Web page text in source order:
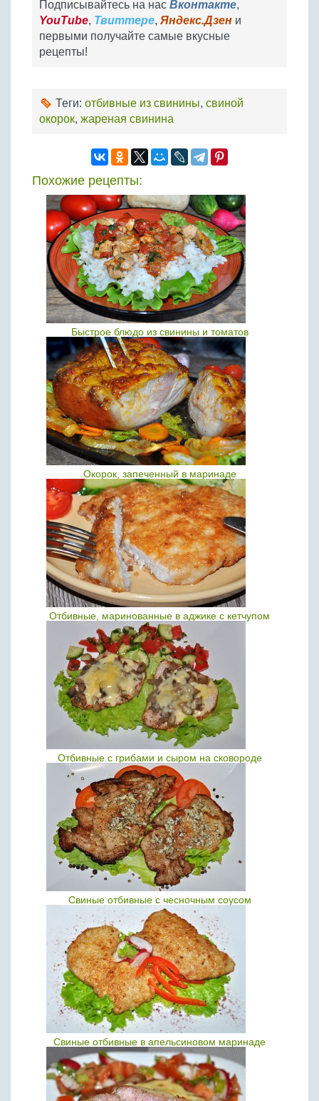
Подписывайтесь на нас Вконтакте,
YouTube, Твиттере, Яндекс.Дзен и
первыми получайте самые вкусные
рецепты!
Теги: отбивные из свинины, свиной
окорок, жареная свинина
Похожие рецепты:
Быстрое блюдо из свинины и томатов
Окорок, запеченный в маринаде
Отбивные, маринованные в аджике с кетчупом
Отбивные с грибами и сыром на сковороде
Свиные отбивные с чесночным соусом
Свиные отбивные в апельсиновом маринаде